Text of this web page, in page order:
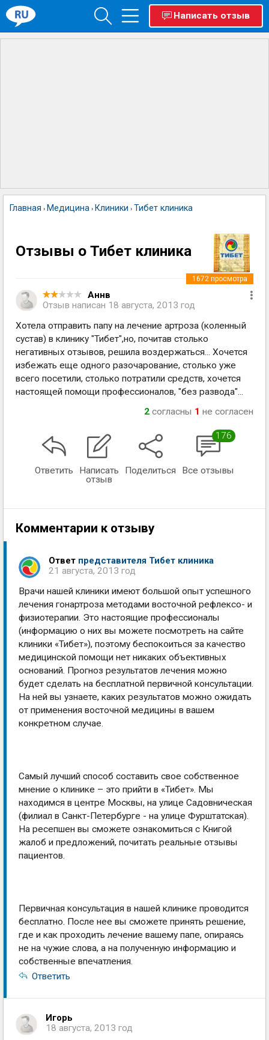
Написать отзыв
Главная › Медицина › Клиники › Тибет клиника
Отзывы о Тибет клиника
Аннв
Отзыв написан 18 августа, 2013 год
1672 просмотра
Хотела отправить папу на лечение артроза (коленный
сустав) в клинику "Тибет",но, почитав столько
негативных отзывов, решила воздержаться... Хочется
избежать еще одного разочарование, столько уже
всего посетили, столько потратили средств, хочется
настоящей помощи профессионалов, "без развода"...
2 согласны 1 не согласен
Ответить
Написать
отзыв
Поделиться
176
Все отзывы
Комментарии к отзыву
Ответ представителя Тибет клиника
21 августа, 2013 год
Врачи нашей клиники имеют большой опыт успешного
лечения гонартроза методами восточной рефлексо- и
физиотерапии. Это настоящие профессионалы
(информацию о них вы можете посмотреть на сайте
клиники «Тибет»), поэтому беспокоиться за качество
медицинской помощи нет никаких объективных
оснований. Прогноз результатов лечения можно
будет сделать на бесплатной первичной консультации.
На ней вы узнаете, каких результатов можно ожидать
от применения восточной медицины в вашем
конкретном случае.
Самый лучший способ составить свое собственное
мнение о клинике – это прийти в «Тибет». Мы
находимся в центре Москвы, на улице Садовническая
(филиал в Санкт-Петербурге - на улице Фурштатская).
На ресепшен вы сможете ознакомиться с Книгой
жалоб и предложений, почитать реальные отзывы
пациентов.
Первичная консультация в нашей клинике проводится
бесплатно. После нее вы сможете принять решение,
где и как проходить лечение вашему папе, опираясь
не на чужие слова, а на полученную информацию и
собственные впечатления.
Ответить
Игорь
18 августа, 2013 год